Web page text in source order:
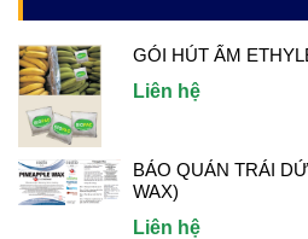
GÓI HÚT ẨM
Liên hệ
BẢO QUẢN TRÁI
WAX)
Liên hệ